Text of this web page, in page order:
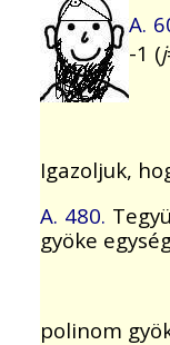
A.
-1 (j
Igazoljuk,
A. 480.
gyöke
polinom